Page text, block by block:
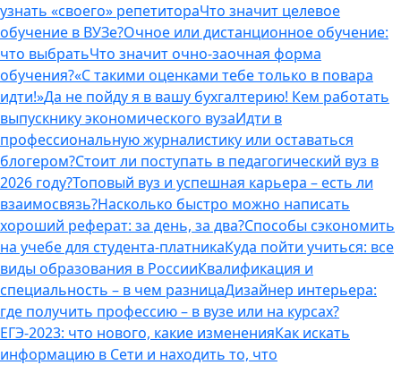
узнать «своего» репетитораЧто значит целевое
обучение в ВУЗе?Очное или дистанционное обучение:
что выбратьЧто значит очно-заочная форма
обучения?«С такими оценками тебе только в повара
идти!»Да не пойду я в вашу бухгалтерию! Кем работать
выпускнику экономического вузаИдти в
профессиональную журналистику или оставаться
блогером?Стоит ли поступать в педагогический вуз в
2026 году?Топовый вуз и успешная карьера – есть ли
взаимосвязь?Насколько быстро можно написать
хороший реферат: за день, за два?Способы сэкономить
на учебе для студента-платникаКуда пойти учиться: все
виды образования в РоссииКвалификация и
специальность – в чем разницаДизайнер интерьера:
где получить профессию – в вузе или на курсах?
ЕГЭ-2023: что нового, какие измененияКак искать
информацию в Сети и находить то, что